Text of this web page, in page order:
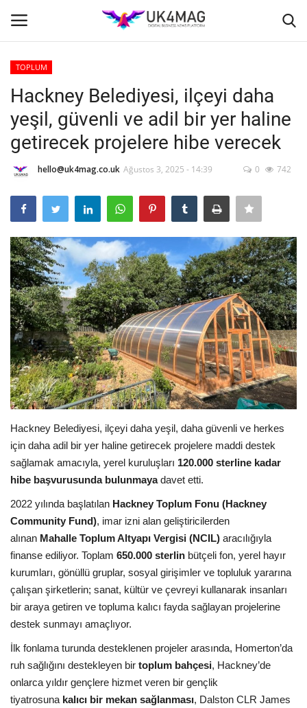
Ana Sayfa
İş Platformu
TVNET
Londra
İş İlanları
Seri İlanlar
İngiltere
Videolar
İş & Ekonomi
Pazaryeri
Kültür - Sanat
Firma Rehberi
Sağlık
Restoranlar
Etkinlik
Teknoloji
TOPLUM
Hackney Belediyesi, ilçeyi daha
yeşil, güvenli ve adil bir yer haline
getirecek projelere hibe verecek
hello@uk4mag.co.uk Ağustos 3, 2025 - 14:39 0 742
Hackney Belediyesi, ilçeyi daha yeşil, daha güvenli ve herkes
için daha adil bir yer haline getirecek projelere maddi destek
sağlamak amacıyla, yerel kuruluşları 120.000 sterline kadar
hibe başvurusunda bulunmaya davet etti.
2022 yılında başlatılan Hackney Toplum Fonu (Hackney
Community Fund), imar izni alan geliştiricilerden
alınan Mahalle Toplum Altyapı Vergisi (NCIL) aracılığıyla
finanse ediliyor. Toplam 650.000 sterlin bütçeli fon, yerel hayır
kurumları, gönüllü gruplar, sosyal girişimler ve topluluk yararına
çalışan şirketlerin; sanat, kültür ve çevreyi kullanarak insanları
bir araya getiren ve topluma kalıcı fayda sağlayan projelerine
destek sunmayı amaçlıyor.
İlk fonlama turunda desteklenen projeler arasında, Homerton’da
ruh sağlığını destekleyen bir toplum bahçesi, Hackney’de
onlarca yıldır gençlere hizmet veren bir gençlik
tiyatrosuna kalıcı bir mekan sağlanması, Dalston CLR James